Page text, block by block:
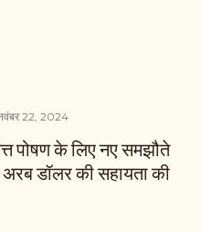
22, 2024
पोषण के लिए नए समझौते
डॉलर की सहायता की